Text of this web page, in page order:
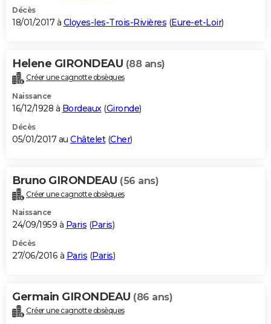
Décès
18/01/2017 à Cloyes-les-Trois-Rivières (Eure-et-Loir)
Helene GIRONDEAU (88 ans)
Créer une cagnotte obsèques
Naissance
16/12/1928 à Bordeaux (Gironde)
Décès
05/01/2017 au Châtelet(Cher)
Bruno GIRONDEAU (56 ans)
Créer une cagnotte obsèques
Naissance
24/09/1959 à Paris (Paris)
Décès
27/06/2016 à Paris (Paris)
Germain GIRONDEAU (86 ans)
Créer une cagnotte obsèques